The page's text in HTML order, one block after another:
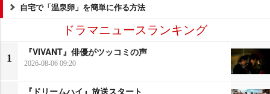
自宅で「温泉卵」を簡単に作る方法
ドラマニュースランキング
1
『VIVANT』俳優がツッコミの声
2026-08-06 09:20
『ドリームハイ』放送スタート